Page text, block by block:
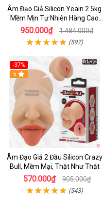
Âm Đạo Giả Silicon Yeain 2.5kg
Mềm Mịn Tự Nhiên Hàng Cao
Cấp
950.000₫ 1.484.000₫
(597)
-37%
Hot
5
Âm Đạo Giả 2 Đầu Silicon Crazy
Bull, Mềm Mại, Thật Như Thật
570.000₫ 905.000₫
(543)